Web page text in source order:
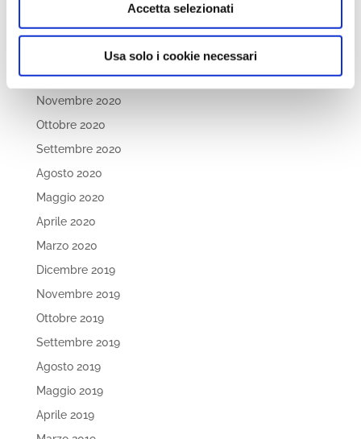
Accetta selezionati
Usa solo i cookie necessari
Marzo 2021
Febbraio 2021
Gennaio 2021
Novembre 2020
Ottobre 2020
Settembre 2020
Agosto 2020
Maggio 2020
Aprile 2020
Marzo 2020
Dicembre 2019
Novembre 2019
Ottobre 2019
Settembre 2019
Agosto 2019
Maggio 2019
Aprile 2019